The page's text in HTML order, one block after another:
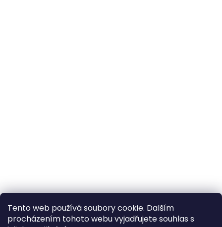
Tento web používá soubory cookie. Dalším
procházením tohoto webu vyjadřujete souhlas s
×
Hledáte nejvýhodnější cenu? Získáte jí